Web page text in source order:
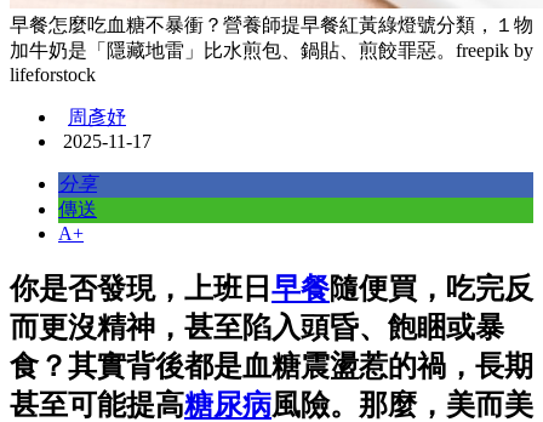
早餐怎麼吃血糖不暴衝？營養師提早餐紅黃綠燈號分類，１物
加牛奶是「隱藏地雷」比水煎包、鍋貼、煎餃罪惡。freepik by
lifeforstock
周彥妤
2025-11-17
分享
傳送
A+
你是否發現，上班日 早餐隨便買，吃完反
而更沒精神，甚至陷入頭昏、飽睏或暴
食？其實背後都是血糖震盪惹的禍，長期
甚至可能提高糖尿病風險。那麼，美而美